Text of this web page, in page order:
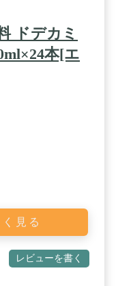
ドデカミ
本[エ
見る
レビューを書く